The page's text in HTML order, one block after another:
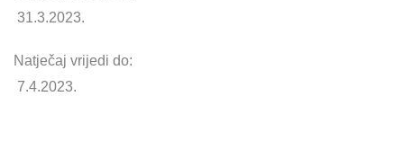
31.3.2023.
Natječaj vrijedi do:
7.4.2023.